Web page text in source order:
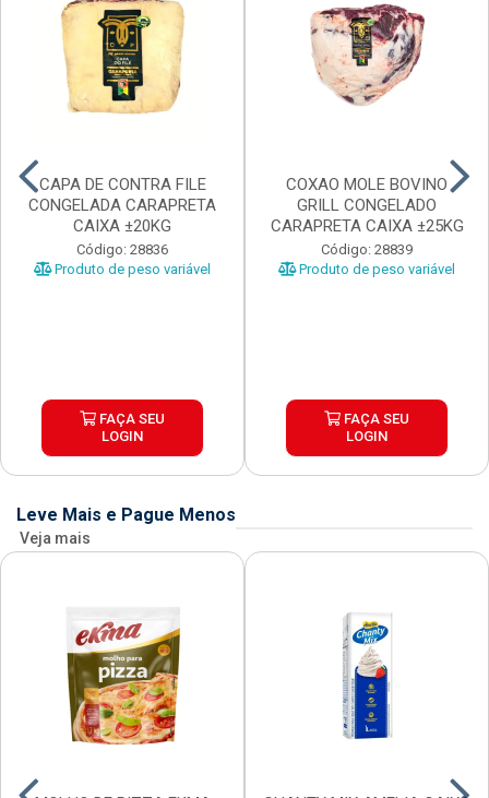
CAPA DE CONTRA FILE
CONGELADA CARAPRETA
CAIXA ±20KG
Código: 28836
Produto de peso variável
FAÇA SEU
LOGIN
COXAO MOLE BOVINO
GRILL CONGELADO
CARAPRETA CAIXA ±25KG
Código: 28839
Produto de peso variável
FAÇA SEU
LOGIN
Leve Mais e Pague Menos
Veja mais